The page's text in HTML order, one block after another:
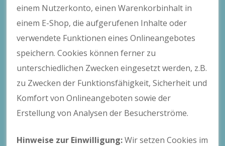
einem Nutzerkonto, einen Warenkorbinhalt in
einem E-Shop, die aufgerufenen Inhalte oder
verwendete Funktionen eines Onlineangebotes
speichern. Cookies können ferner zu
unterschiedlichen Zwecken eingesetzt werden, z.B.
zu Zwecken der Funktionsfähigkeit, Sicherheit und
Komfort von Onlineangeboten sowie der
Erstellung von Analysen der Besucherströme.
Hinweise zur Einwilligung:Wir setzen Cookies im